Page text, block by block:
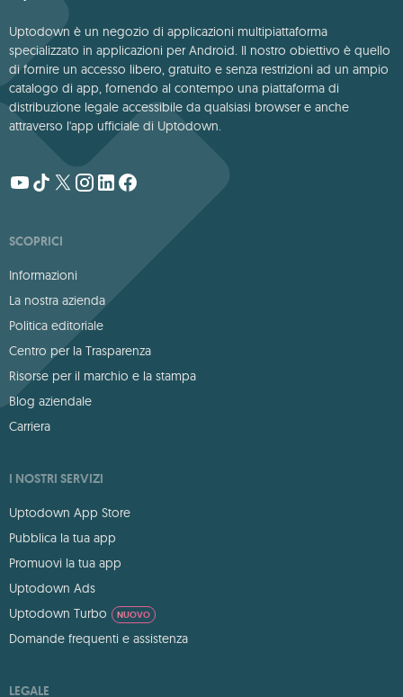
Uptodown è un negozio di applicazioni multipiattaforma
specializzato in applicazioni per Android. Il nostro obiettivo è quello
di fornire un accesso libero, gratuito e senza restrizioni ad un ampio
catalogo di app, fornendo al contempo una piattaforma di
distribuzione legale accessibile da qualsiasi browser e anche
attraverso l'app ufficiale di Uptodown.
SCOPRICI
Informazioni
La nostra azienda
Politica editoriale
Centro per la Trasparenza
Risorse per il marchio e la stampa
Blog aziendale
Carriera
I NOSTRI SERVIZI
Uptodown App Store
Pubblica la tua app
Promuovi la tua app
Uptodown Ads
Uptodown Turbo
NUOVO
Domande frequenti e assistenza
LEGALE